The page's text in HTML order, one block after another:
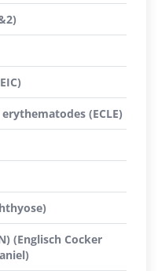
(ECLE)
(Englisch Cocker